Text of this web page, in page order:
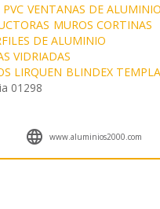
VENTANAS DE ALUMINIO
MUROS CORTINAS
DE ALUMINIO
VIDRIADAS
LIRQUEN BLINDEX
01298
 www.aluminios2000.com